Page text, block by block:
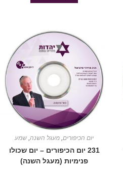
יום הכיפורים, מעגל השנה, שמע
231 יום הכיפורים – יום שכולו
פנימיות (מעגל השנה)